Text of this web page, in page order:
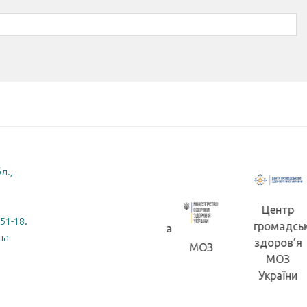
18.
Житомирська
МОЗ
Центр
здоров’я
МОЗ
України